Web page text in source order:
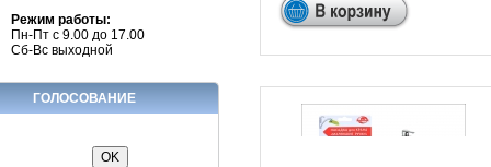
Режим работы:
Пн-Пт с 9.00 до 17.00
Сб-Вс выходной
ГОЛОСОВАНИЕ